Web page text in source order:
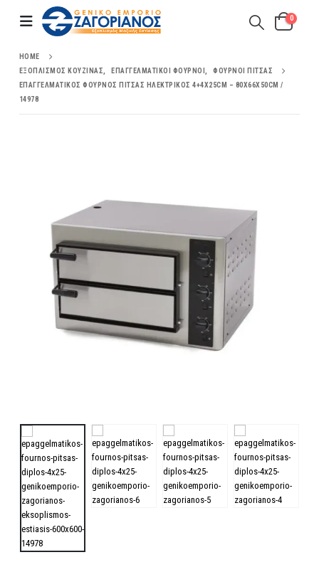
0
HOME
ΕΞΟΠΛΙΣΜΌΣ ΚΟΥΖΊΝΑΣ
ΕΠΑΓΓΕΛΜΑΤΙΚΟΊ ΦΟΎΡΝΟΙ
ΦΟΎΡΝΟΙ ΠΊΤΣΑΣ
ΕΠΑΓΓΕΛΜΑΤΙΚΌΣ ΦΟΎΡΝΟΣ ΠΊΤΣΑΣ ΗΛΕΚΤΡΙΚΌΣ 4+4X25CM – 80X66X50CM /
14978